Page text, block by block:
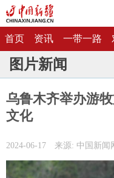
首页 资讯 一带一路
图片新闻
乌鲁木齐举办游
文化
2024-06-17 来源: 中国新闻